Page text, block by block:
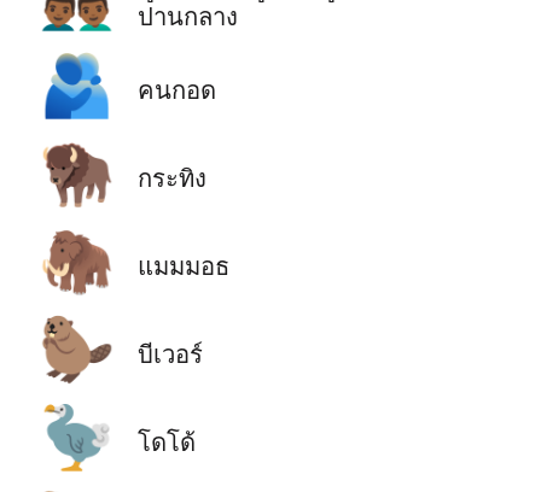
ปานกลาง
🫂 คนกอด
🦬 กระทิง
🦣 แมมมอธ
🦫 บีเวอร์
🦤 โดโด้